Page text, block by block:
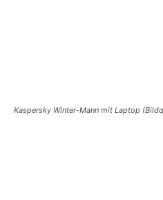
Kaspersky Winter-Mann mit Laptop